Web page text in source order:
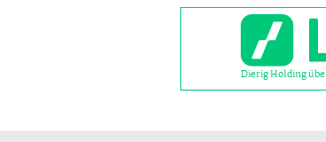
Dierig Holding